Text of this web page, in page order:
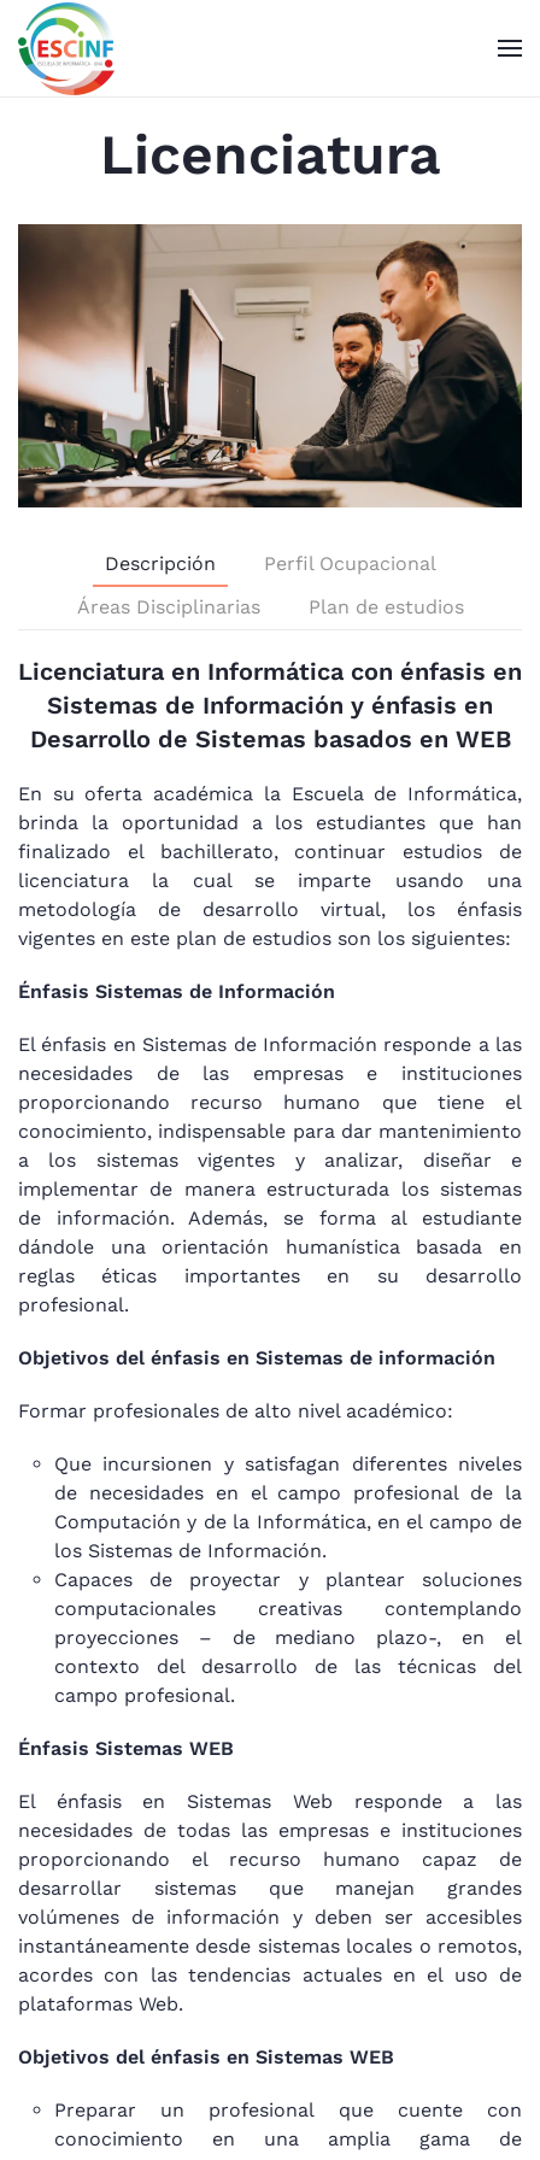
Skip to main content
Licenciatura
Descripción
Perfil Ocupacional
Áreas Disciplinarias
Plan de estudios
Licenciatura en Informática con énfasis en
Sistemas de Información y énfasis en
Desarrollo de Sistemas basados en WEB
En su oferta académica la Escuela de Informática,
brinda la oportunidad a los estudiantes que han
finalizado el bachillerato, continuar estudios de
licenciatura la cual se imparte usando una
metodología de desarrollo virtual, los énfasis
vigentes en este plan de estudios son los siguientes:
Énfasis Sistemas de Información
El énfasis en Sistemas de Información responde a las
necesidades de las empresas e instituciones
proporcionando recurso humano que tiene el
conocimiento, indispensable para dar mantenimiento
a los sistemas vigentes y analizar, diseñar e
implementar de manera estructurada los sistemas
de información. Además, se forma al estudiante
dándole una orientación humanística basada en
reglas éticas importantes en su desarrollo
profesional.
Objetivos del énfasis en Sistemas de información
Formar profesionales de alto nivel académico:
Que incursionen y satisfagan diferentes niveles
de necesidades en el campo profesional de la
Computación y de la Informática, en el campo de
los Sistemas de Información.
Capaces de proyectar y plantear soluciones
computacionales creativas contemplando
proyecciones – de mediano plazo-, en el
contexto del desarrollo de las técnicas del
campo profesional.
Énfasis Sistemas WEB
El énfasis en Sistemas Web responde a las
necesidades de todas las empresas e instituciones
proporcionando el recurso humano capaz de
desarrollar sistemas que manejan grandes
volúmenes de información y deben ser accesibles
instantáneamente desde sistemas locales o remotos,
acordes con las tendencias actuales en el uso de
plataformas Web.
Objetivos del énfasis en Sistemas WEB
Preparar un profesional que cuente con
conocimiento en una amplia gama de